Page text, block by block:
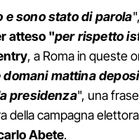
e sono stato di parola
atteso "per rispetto
, a Roma in queste
mattina
presidenza", una
della campagna
Abete.